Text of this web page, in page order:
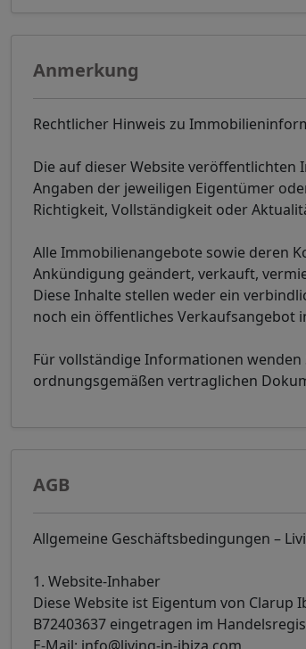
Anmerkung
Rechtlicher Hinweis zu
Die auf dieser Website
Angaben der jeweiligen Eigentümer
Richtigkeit, Vollständigkeit oder
Alle Immobilienangebote sowie deren
Ankündigung geändert, verkauft,
Diese Inhalte stellen weder ein
noch ein öffentliches Verkaufsangebot
Für vollständige Informationen
ordnungsgemäßen vertraglichen
AGB
Allgemeine Geschäftsbedingungen –
1. Website-Inhaber
Diese Website ist Eigentum von Clarup
B72403637 eingetragen im